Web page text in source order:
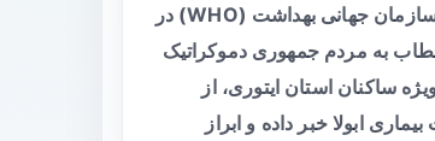
مقدمه سازمان جهانی بهداشت (WHO) در
به مردم جمهوری دموکراتیک
ساکنان استان ایتوری، از
ابولا خبر داده و ابراز